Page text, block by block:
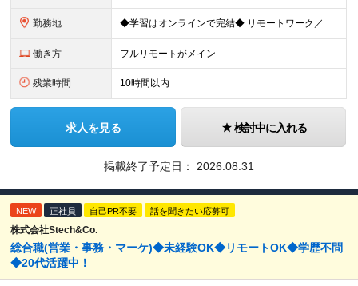
勤務地 ◆学習はオンラインで完結◆ リモートワーク／フルリモート案件あり・転勤なし ◇本社(秋葉原)または一都三県のクライアント先 ※勤務地につきましては、ご相談の上で配属 ＜本社＞ ◇東京都台東区台東1
働き方 フルリモートがメイン
残業時間 10時間以内
求人を見る 検討中に入れる
掲載終了予定日： 2026.08.31
NEW 正社員 自己PR不要 話を聞きたい応募可
株式会社Stech&Co.
総合職(営業・事務・マーケ)◆未経験OK◆リモートOK◆学歴不問
◆20代活躍中！